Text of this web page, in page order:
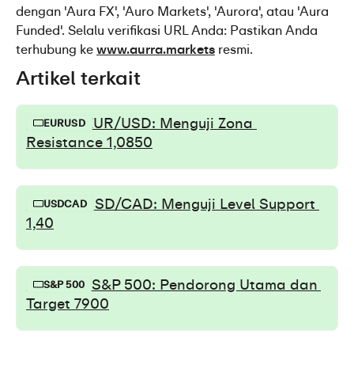
dengan 'Aura FX', 'Auro Markets', 'Aurora', atau 'Aura
Funded'. Selalu verifikasi URL Anda: Pastikan Anda
terhubung ke www.aurra.markets resmi.
Artikel terkait
EURUSD
Prediksi EUR/USD: Menguji Zona
Resistance 1,0850
USDCAD
Prediksi USD/CAD: Menguji Level Support
1,40
S&P 500
Breakout S&P 500: Pendorong Utama dan
Target 7900